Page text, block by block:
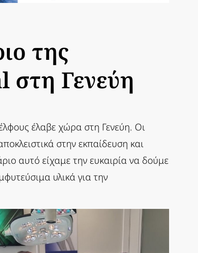
της
στη Γενεύη
έλαβε χώρα στη Γενεύη. Οι
στην εκπαίδευση και
αυτό είχαμε την ευκαιρία να δούμε
υλικά για την